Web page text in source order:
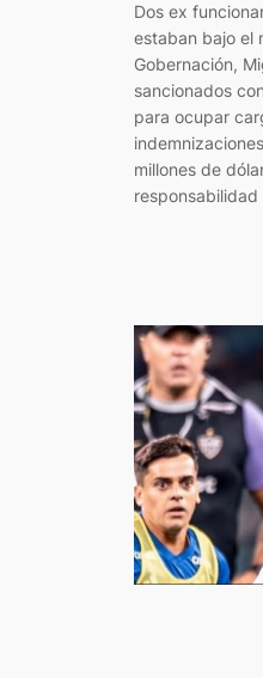
Dos ex
estaban bajo el
Gobernación,
sancionados
para ocupar
millones de